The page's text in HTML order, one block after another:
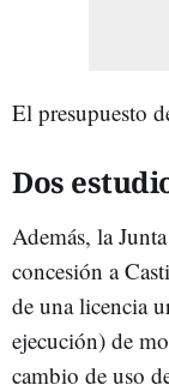
El presupuesto
Dos
Además, la
concesión a
de una licencia
ejecución) de
cambio de uso